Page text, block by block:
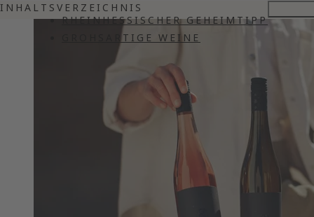
INHALTSVERZEICHNIS
RHEINHESSISCHER GEHEIMTIPP
GROHSARTIGE WEINE